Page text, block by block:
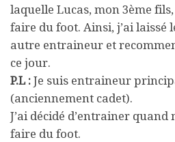
laquelle Lucas, mon 3ème
faire du foot. Ainsi, j’ai laissé
autre entraineur et
ce jour.
P.L : Je suis entraineur
(anciennement cadet).
J’ai décidé d’entrainer
faire du foot.